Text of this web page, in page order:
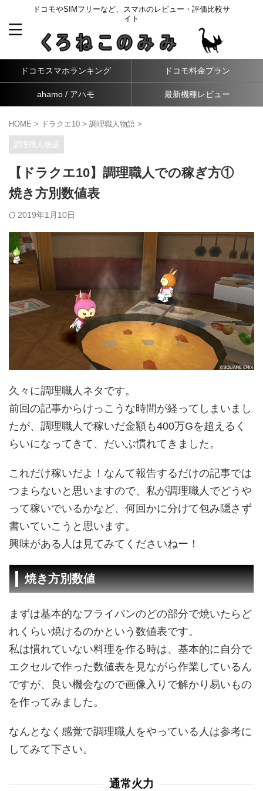
ドコモやSIMフリーなど、スマホのレビュー・評価比較サ
イト
ドコモスマホランキング ドコモ料金プラン
ahamo / アハモ 最新機種レビュー
HOME > ドラクエ10 > 調理職人物語 >
調理職人物語
【ドラクエ10】調理職人での稼ぎ方①
焼き方別数値表
2019年1月10日
久々に調理職人ネタです。
前回の記事からけっこうな時間が経ってしまいまし
たが、調理職人で稼いだ金額も400万Gを超えるく
らいになってきて、だいぶ慣れてきました。
これだけ稼いだよ！なんて報告するだけの記事では
つまらないと思いますので、私が調理職人でどうや
って稼いでいるかなど、何回かに分けて包み隠さず
書いていこうと思います。
興味がある人は見てみてくださいねー！
焼き方別数値
まずは基本的なフライパンのどの部分で焼いたらど
れくらい焼けるのかという数値表です。
私は慣れていない料理を作る時は、基本的に自分で
エクセルで作った数値表を見ながら作業しているん
ですが、良い機会なので画像入りで解かり易いもの
を作ってみました。
なんとなく感覚で調理職人をやっている人は参考に
してみて下さい。
通常火力